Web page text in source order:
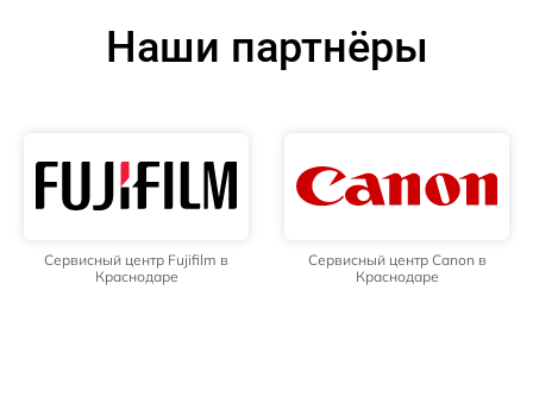
Наши партнёры
Сервисный центр Fujifilm в
Краснодаре
Сервисный центр Canon в
Краснодаре